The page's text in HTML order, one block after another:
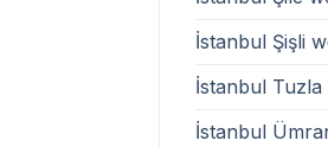
İstanbul Şişli
İstanbul Tuzla
İstanbul